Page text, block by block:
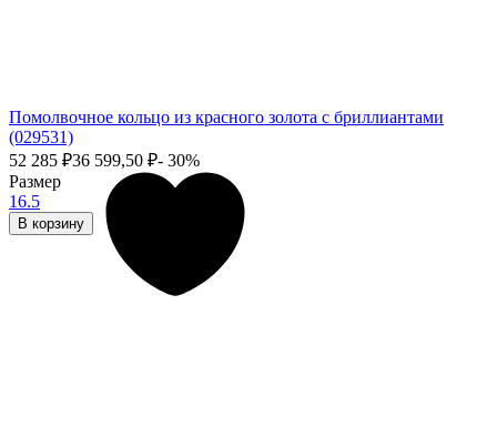
Помолвочное кольцо из красного золота с бриллиантами
(029531)
52 285 ₽36 599,50 ₽- 30%
Размер
16.5
В корзину